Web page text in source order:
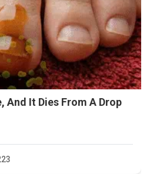
And It Dies From A Drop